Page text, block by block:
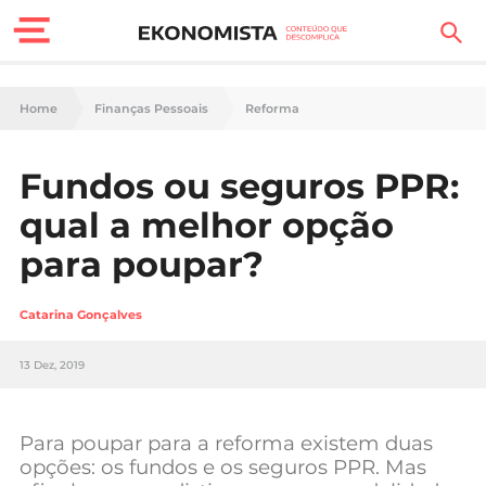
Finanças Pessoais
Carreira
Casa
Lifestyle
Sociedade
Negócios
Home Finanças Pessoais Reforma
Fundos ou seguros PPR:
qual a melhor opção
para poupar?
Catarina Gonçalves
13 Dez, 2019
Para poupar para a reforma existem duas
opções: os fundos e os seguros PPR. Mas